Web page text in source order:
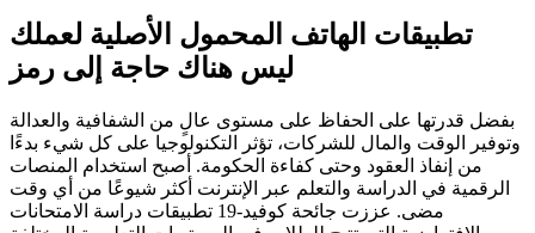
تطبيقات الهاتف المحمول الأصلية لعملك
ليس هناك حاجة إلى رمز
بفضل قدرتها على الحفاظ على مستوى عالٍ من الشفافية والعدالة
وتوفير الوقت والمال للشركات، تؤثر التكنولوجيا على كل شيء بدءًا
من إنفاذ العقود وحتى كفاءة الحكومة. أصبح استخدام المنصات
الرقمية في الدراسة والتعلم عبر الإنترنت أكثر شيوعًا من أي وقت
مضى. عززت جائحة كوفيد-19 تطبيقات دراسة الامتحانات